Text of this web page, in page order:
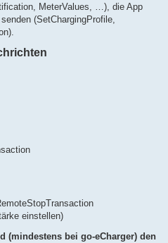
MeterValues, …), die App
(SetChargingProfile,
einstellen)
(mindestens bei go-eCharger) den